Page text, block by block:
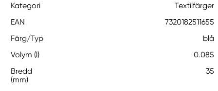
Kategori
Textilfärger
EAN
7320182511655
Färg/Typ
blå
Volym (l)
0.085
Bredd
(mm)
35